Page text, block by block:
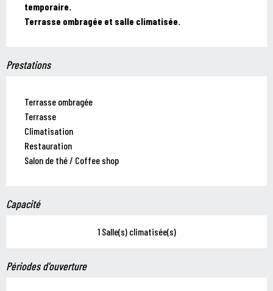
temporaire.
Terrasse ombragée et salle climatisée.
Prestations
Terrasse ombragée
Terrasse
Climatisation
Restauration
Salon de thé / Coffee shop
Capacité
1 Salle(s) climatisée(s)
Périodes d'ouverture